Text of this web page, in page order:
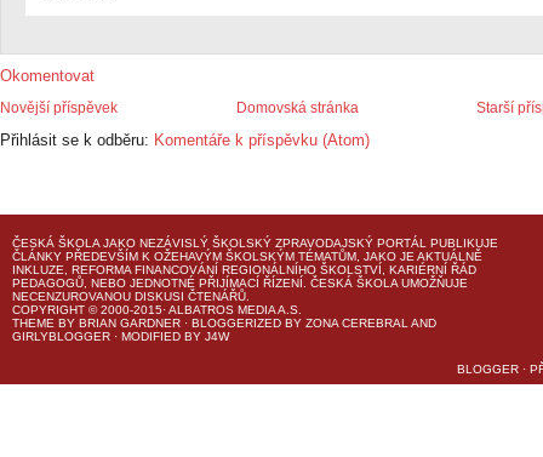
Okomentovat
Novější příspěvek Starší
Domovská stránka
Přihlásit se k odběru: Komentáře k příspěvku (Atom)
ČESKÁ ŠKOLA JAKO NEZÁVISLÝ ŠKOLSKÝ ZPRAVODAJSKÝ PORTÁL PUBLIKUJE
ČLÁNKY PŘEDEVŠÍM K OŽEHAVÝM ŠKOLSKÝM TÉMATŮM, JAKO JE AKTUÁLNĚ
INKLUZE, REFORMA FINANCOVÁNÍ REGIONÁLNÍHO ŠKOLSTVÍ, KARIÉRNÍ ŘÁD
PEDAGOGŮ, NEBO JEDNOTNÉ PŘIJÍMACÍ ŘÍZENÍ. ČESKÁ ŠKOLA UMOŽŇUJE
NECENZUROVANOU DISKUSI ČTENÁŘŮ.
COPYRIGHT © 2000-2015· ALBATROS MEDIA A.S.
THEME BY BRIAN GARDNER · BLOGGERIZED BY ZONA CEREBRAL AND
GIRLYBLOGGER · MODIFIED BY J4W
BLOGGER ·